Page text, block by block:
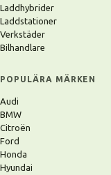
Laddhybrider
Laddstationer
Verkstäder
Bilhandlare
POPULÄRA MÄRKEN
Audi
BMW
Citroën
Ford
Honda
Hyundai